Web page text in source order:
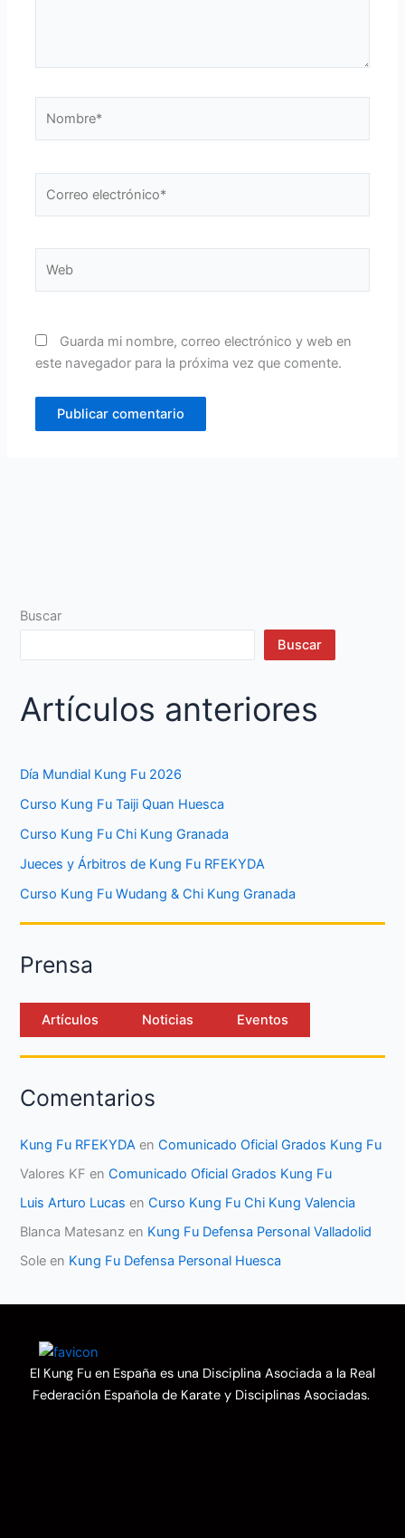
electrónico*
Guarda mi nombre, correo electrónico y web en
este navegador para la próxima vez que comente.
Buscar
Buscar
Artículos anteriores
Día Mundial Kung Fu 2026
Curso Kung Fu Taiji Quan Huesca
Curso Kung Fu Chi Kung Granada
Jueces y Árbitros de Kung Fu RFEKYDA
Curso Kung Fu Wudang & Chi Kung Granada
Prensa
Artículos Noticias Eventos
Comentarios
Kung Fu RFEKYDA enComunicado Oficial Grados Kung Fu
Valores KF enComunicado Oficial Grados Kung Fu
Luis Arturo Lucas enCurso Kung Fu Chi Kung Valencia
Blanca Matesanz en Kung Fu Defensa Personal Valladolid
Sole en Kung Fu Defensa Personal Huesca
El Kung Fu en España es una Disciplina Asociada a la Real
Federación Española de Karate y Disciplinas Asociadas.